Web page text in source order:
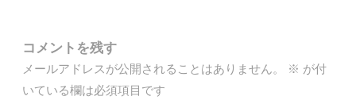
コメントを残す
メールアドレスが公開されることはありません。 ※ が付
いている欄は必須項目です